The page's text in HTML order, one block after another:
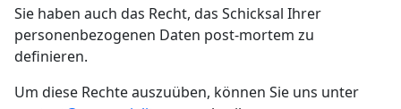
Sie haben auch das Recht, das Schicksal Ihrer
personenbezogenen Daten post-mortem zu
definieren.
Um diese Rechte auszuüben, können Sie uns unter